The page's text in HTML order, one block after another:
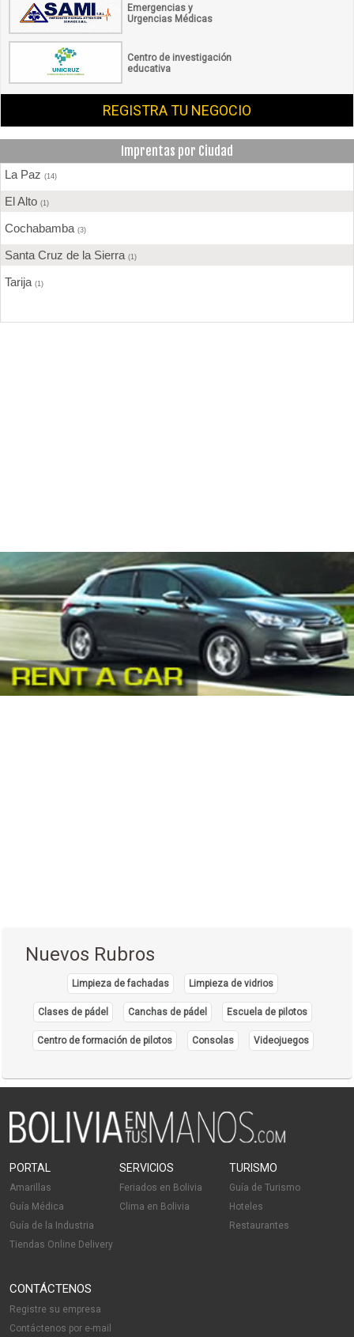
Emergencias y
Urgencias Médicas
Centro de investigación
educativa
REGISTRA TU NEGOCIO
Imprentas por Ciudad
La Paz (14)
El Alto (1)
Cochabamba (3)
Santa Cruz de la Sierra (1)
Tarija (1)
Nuevos Rubros
Limpieza de fachadas Limpieza de vidrios
Clases de pádel Canchas de pádel Escuela de pilotos
Centro de formación de pilotos Consolas Videojuegos
PORTAL
Amarillas
Guía Médica
Guía de la Industria
Tiendas Online Delivery
SERVICIOS
Feriados en Bolivia
Clima en Bolivia
TURISMO
Guía de Turismo
Hoteles
Restaurantes
CONTÁCTENOS
Registre su empresa
Contáctenos por e-mail